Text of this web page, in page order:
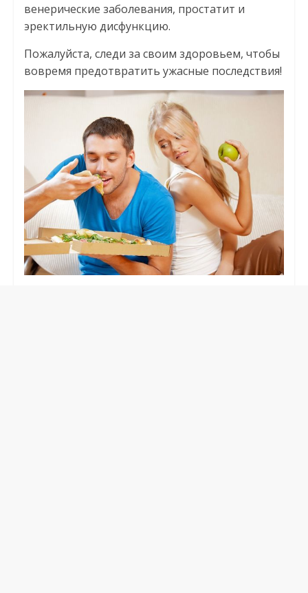
венерические заболевания, простатит и
эректильную дисфункцию.
Пожалуйста, следи за своим здоровьем, чтобы
вовремя предотвратить ужасные последствия!